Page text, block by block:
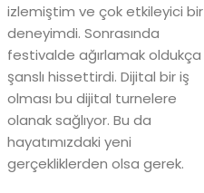
izlemiştim ve çok etkileyici bir
deneyimdi. Sonrasında
festivalde ağırlamak oldukça
şanslı hissettirdi. Dijital bir iş
olması bu dijital turnelere
olanak sağlıyor. Bu da
hayatımızdaki yeni
gerçekliklerden olsa gerek.